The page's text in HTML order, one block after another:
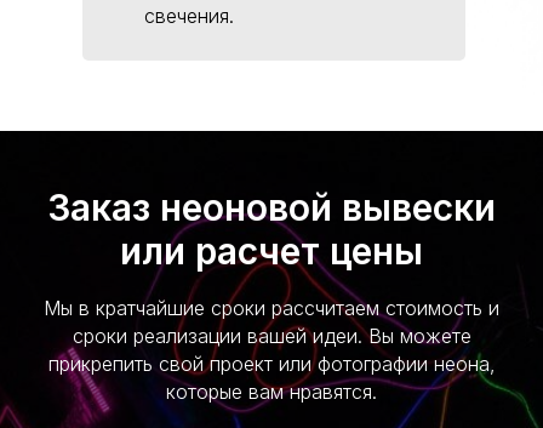
свечения.
Заказ неоновой вывески
или расчет цены
Мы в кратчайшие сроки рассчитаем стоимость и
сроки реализации вашей идеи. Вы можете
прикрепить свой проект или фотографии неона,
которые вам нравятся.